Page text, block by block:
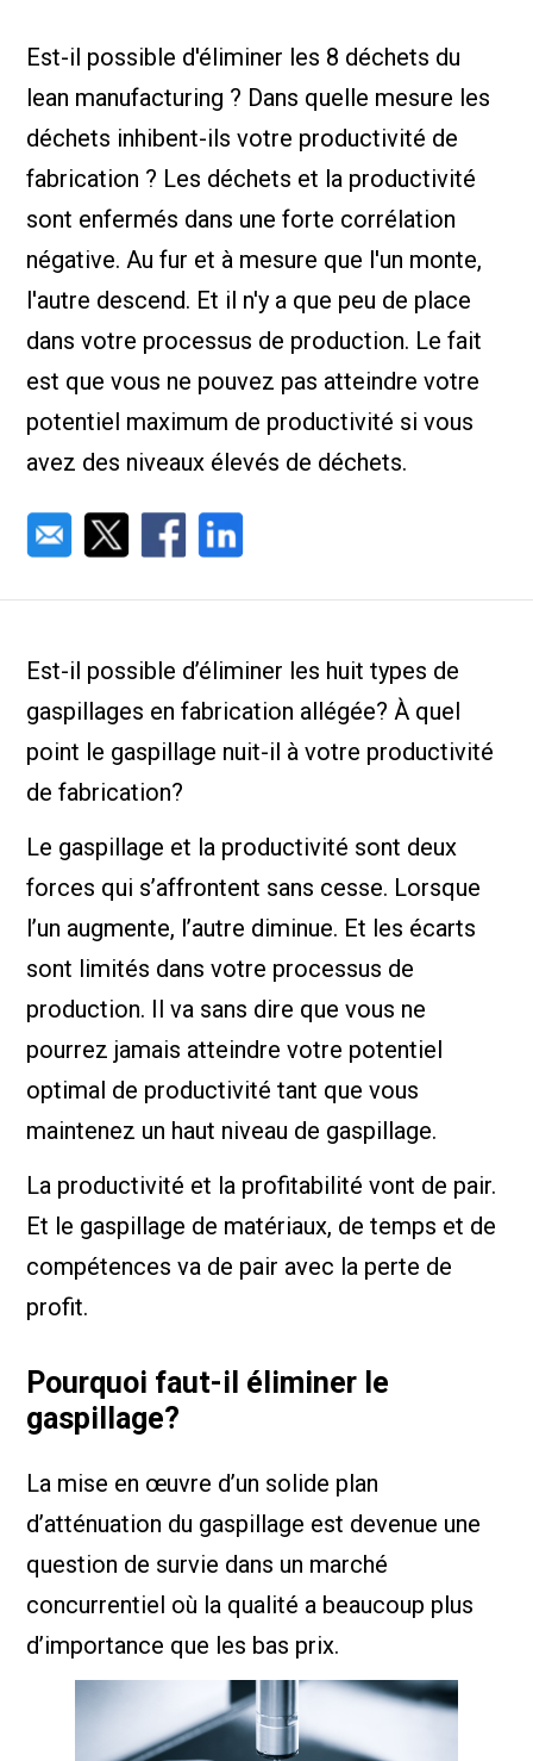
Presse
Est-il possible d'éliminer les 8 déchets du
lean manufacturing ? Dans quelle mesure les
déchets inhibent-ils votre productivité de
fabrication ? Les déchets et la productivité
sont enfermés dans une forte corrélation
négative. Au fur et à mesure que l'un monte,
l'autre descend. Et il n'y a que peu de place
dans votre processus de production. Le fait
est que vous ne pouvez pas atteindre votre
potentiel maximum de productivité si vous
avez des niveaux élevés de déchets.
Est-il possible d’éliminer les huit types de
gaspillages en fabrication allégée? À quel
point le gaspillage nuit-il à votre productivité
de fabrication?
Le gaspillage et la productivité sont deux
forces qui s’affrontent sans cesse. Lorsque
l’un augmente, l’autre diminue. Et les écarts
sont limités dans votre processus de
production. Il va sans dire que vous ne
pourrez jamais atteindre votre potentiel
optimal de productivité tant que vous
maintenez un haut niveau de gaspillage.
La productivité et la profitabilité vont de pair.
Et le gaspillage de matériaux, de temps et de
compétences va de pair avec la perte de
profit.
Pourquoi faut-il éliminer le
gaspillage?
La mise en œuvre d’un solide plan
d’atténuation du gaspillage est devenue une
question de survie dans un marché
concurrentiel où la qualité a beaucoup plus
d’importance que les bas prix.